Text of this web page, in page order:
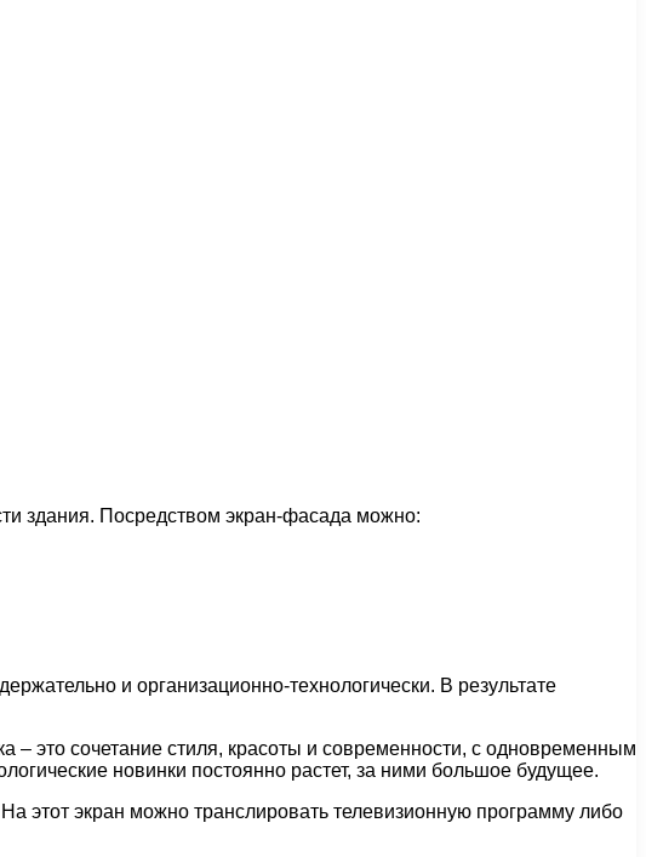
здания. Посредством экран-фасада можно:
и организационно-технологически. В результате
– это сочетание стиля, красоты и современности, с одновременным
новинки постоянно растет, за ними большое будущее.
этот экран можно транслировать телевизионную программу либо